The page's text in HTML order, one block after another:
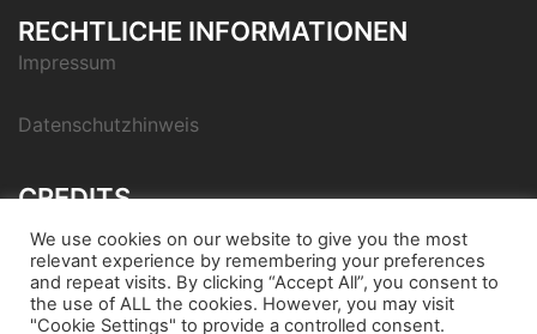
RECHTLICHE INFORMATIONEN
Impressum
Datenschutzhinweis
CREDITS
Icon pack by Icons8
We use cookies on our website to give you the most
relevant experience by remembering your preferences
and repeat visits. By clicking “Accept All”, you consent to
the use of ALL the cookies. However, you may visit
"Cookie Settings" to provide a controlled consent.